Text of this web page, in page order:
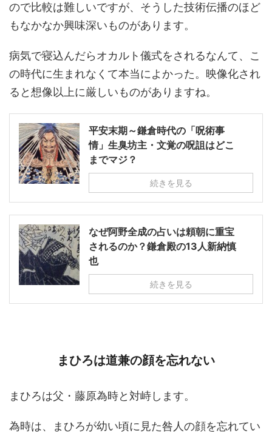
ので比較は難しいですが、そうした技術伝播のほど
もなかなか興味深いものがあります。
病気で寝込んだらオカルト儀式をされるなんて、こ
の時代に生まれなくて本当によかった。映像化され
ると想像以上に厳しいものがありますね。
平安末期～鎌倉時代の「呪術事
情」生臭坊主・文覚の呪詛はどこ
までマジ？
続きを見る
なぜ阿野全成の占いは頼朝に重宝
されるのか？鎌倉殿の13人新納慎
也
続きを見る
まひろは道兼の顔を忘れない
まひろは父・藤原為時と対峙します。
為時は、まひろが幼い頃に見た咎人の顔を忘れてい